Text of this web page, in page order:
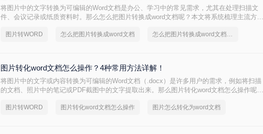
将图片中的文字转换为可编辑的Word文档是办公、学习中的常见需求，尤其在处理扫描文
件、会议记录或纸质资料时。那么怎么把图片转换成word文档呢？本文将系统梳理主流方
图片转WORD 怎么把图片转换成word文档 怎么把图片转换成word文档格式
图片转化word文档怎么操作？4种常用方法详解！
将图片中的文字或内容转换为可编辑的Word文档（.docx）是许多用户的需求，例如将扫描
的文档、照片中的笔记或PDF截图中的文字提取出来。那么图片转化word文档怎么操作呢？
图片转WORD 图片转化word文档怎么操作 图片怎么转化为word文档